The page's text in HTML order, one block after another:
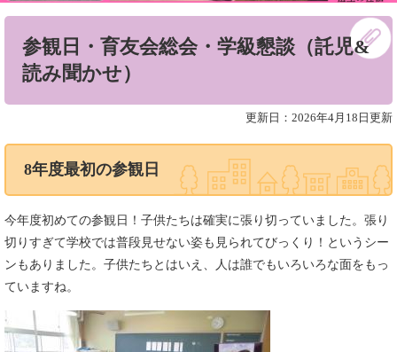
参観日・育友会総会・学級懇談（託児&
読み聞かせ）
更新日：2026年4月18日更新
8年度最初の参観日
今年度初めての参観日！子供たちは確実に張り切っていました。張り
切りすぎて学校では普段見せない姿も見られてびっくり！というシー
ンもありました。子供たちとはいえ、人は誰でもいろいろな面をもっ
ていますね。